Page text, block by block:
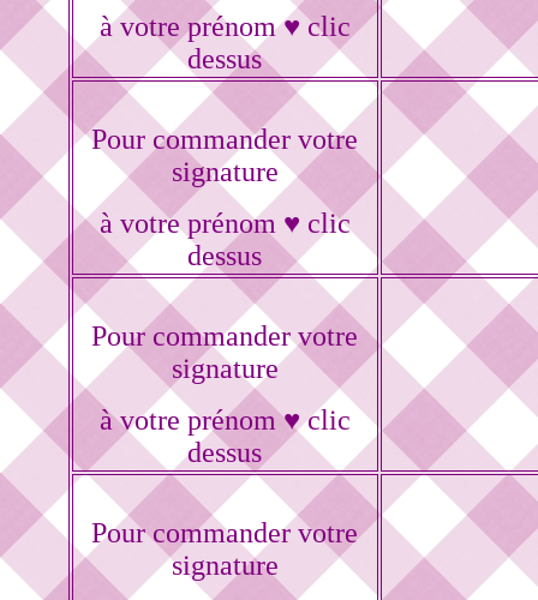
à votre prénom ♥ clic
dessus
Pour commander votre
signature
à votre prénom ♥ clic
dessus
Pour commander votre
signature
à votre prénom ♥ clic
dessus
Pour commander votre
signature